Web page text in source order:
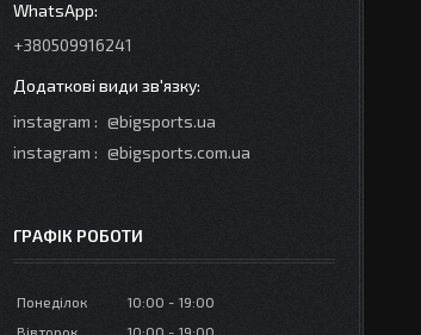
+380509916241
instagram
@bigsports.ua
instagram
@bigsports.com.ua
ГРАФІК РОБОТИ
Понеділок 10:00
19:00
Вівторок
10:00 19:00